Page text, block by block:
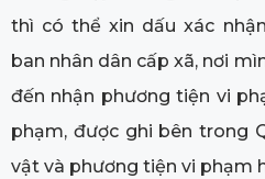
thì có thể xin dấu xác
ban nhân dân cấp xã, nơi
đến nhận phương tiện vi
phạm, được ghi bên trong
vật và phương tiện vi phạm